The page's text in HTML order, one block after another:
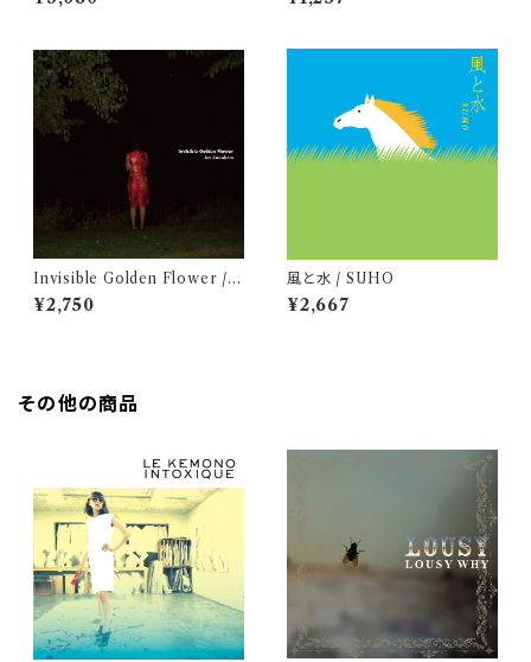
AND
Invisible Golden Flower / J
un Kawabata
¥2,750
風と水 / SUHO
¥2,667
その他の商品